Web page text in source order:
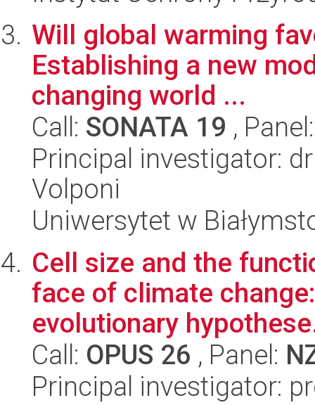
Will global warming
Establishing a new
changing world ...
Call: SONATA 19 ,
Principal investigator:
Volponi
Uniwersytet w
Cell size and the
face of climate
evolutionary
Call: OPUS 26 , Panel:
Principal investigator: